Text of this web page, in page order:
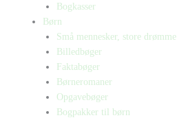
Bogkasser
Børn
Små mennesker, store drømme
Billedbøger
Faktabøger
Børneromaner
Opgavebøger
Bogpakker til børn